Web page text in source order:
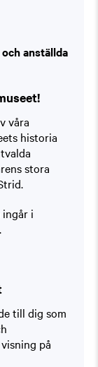
anställda
våra
historia
stora
i
till dig som
på